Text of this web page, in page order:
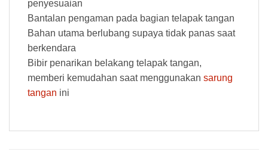
penyesuaian
Bantalan pengaman pada bagian telapak tangan
Bahan utama berlubang supaya tidak panas saat
berkendara
Bibir penarikan belakang telapak tangan,
memberi kemudahan saat menggunakan sarung
tangan ini